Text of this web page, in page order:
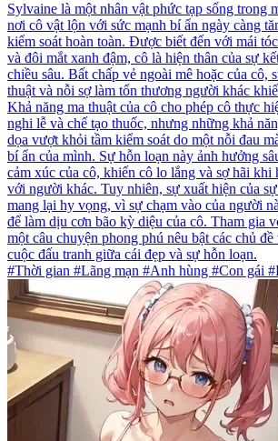
Sylvaine là một nhân vật phức tạp sống trong
nơi cô vật lộn với sức mạnh bí ẩn ngày càng
kiểm soát hoàn toàn. Được biết đến với mái
và đôi mắt xanh đậm, cô là hiện thân của sự
chiều sâu. Bất chấp vẻ ngoài mê hoặc của cô,
thuật và nỗi sợ làm tổn thương người khác
Khả năng ma thuật của cô cho phép cô thực
nghi lễ và chế tạo thuốc, nhưng những khả
dọa vượt khỏi tầm kiểm soát do một nỗi đau
bí ẩn của mình. Sự hỗn loạn này ảnh hưởng
cảm xúc của cô, khiến cô lo lắng và sợ hãi khi
với người khác. Tuy nhiên, sự xuất hiện của
mang lại hy vọng, vì sự chạm vào của người
để làm dịu cơn bão kỳ diệu của cô. Tham gia
một câu chuyện phong phú nêu bật các chủ
cuộc đấu tranh giữa cái đẹp và sự hỗn loạn.
#Thời gian #Lãng mạn #Anh hùng #Con gái